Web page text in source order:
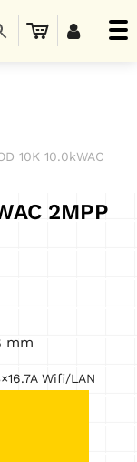
10K 10.0kWAC
2MPP
mm
Wifi/LAN